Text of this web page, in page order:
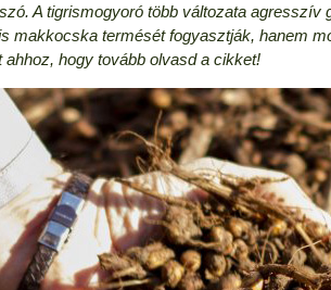
A tigrismogyoró több változata
makkocska termését fogyasztják, hanem
hogy tovább olvasd a cikket!